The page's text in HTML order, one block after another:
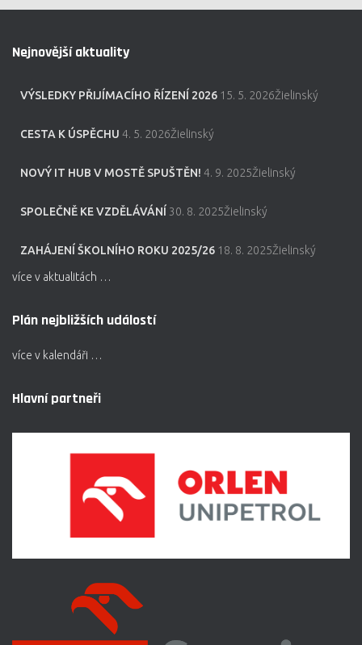
Nejnovější aktuality
VÝSLEDKY PŘIJÍMACÍHO ŘÍZENÍ 2026 15. 5. 2026Žielinský
CESTA K ÚSPĚCHU 4. 5. 2026Žielinský
NOVÝ IT HUB V MOSTĚ SPUŠTĚN! 4. 9. 2025Žielinský
SPOLEČNĚ KE VZDĚLÁVÁNÍ 30. 8. 2025Žielinský
ZAHÁJENÍ ŠKOLNÍHO ROKU 2025/26 18. 8. 2025Žielinský
více v aktualitách …
Plán nejbližších událostí
více v kalendáři …
Hlavní partneři